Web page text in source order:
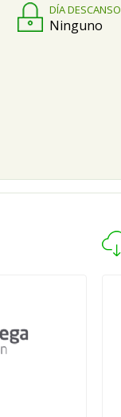
DÍA DESCANSO
Ninguno